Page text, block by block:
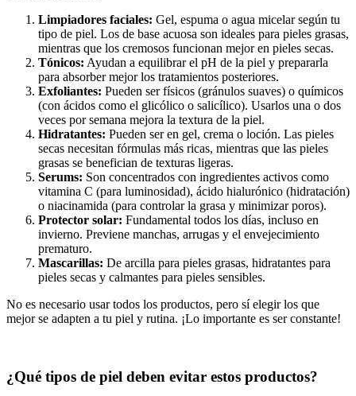
Limpiadores faciales: Gel, espuma o agua micelar según tu
tipo de piel. Los de base acuosa son ideales para pieles grasas,
mientras que los cremosos funcionan mejor en pieles secas.
Tónicos: Ayudan a equilibrar el pH de la piel y prepararla
para absorber mejor los tratamientos posteriores.
Exfoliantes: Pueden ser físicos (gránulos suaves) o químicos
(con ácidos como el glicólico o salicílico). Usarlos una o dos
veces por semana mejora la textura de la piel.
Hidratantes: Pueden ser en gel, crema o loción. Las pieles
secas necesitan fórmulas más ricas, mientras que las pieles
grasas se benefician de texturas ligeras.
Serums: Son concentrados con ingredientes activos como
vitamina C (para luminosidad), ácido hialurónico (hidratación)
o niacinamida (para controlar la grasa y minimizar poros).
Protector solar: Fundamental todos los días, incluso en
invierno. Previene manchas, arrugas y el envejecimiento
prematuro.
Mascarillas: De arcilla para pieles grasas, hidratantes para
pieles secas y calmantes para pieles sensibles.
No es necesario usar todos los productos, pero sí elegir los que
mejor se adapten a tu piel y rutina. ¡Lo importante es ser constante!
¿Qué tipos de piel deben evitar estos productos?